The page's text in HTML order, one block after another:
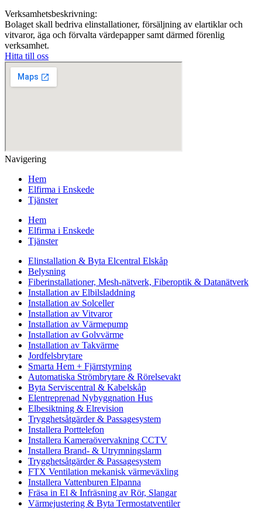
Verksamhetsbeskrivning:
Bolaget skall bedriva elinstallationer, försäljning av elartiklar och
vitvaror, äga och förvalta värdepapper samt därmed förenlig
verksamhet.
Hitta till oss
Navigering
Hem
Elfirma i Enskede
Tjänster
Hem
Elfirma i Enskede
Tjänster
Elinstallation & Byta Elcentral Elskåp
Belysning
Fiberinstallationer, Mesh-nätverk, Fiberoptik & Datanätverk
Installation av Elbilsladdning
Installation av Solceller
Installation av Vitvaror
Installation av Värmepump
Installation av Golvvärme
Installation av Takvärme
Jordfelsbrytare
Smarta Hem + Fjärrstyrning
Automatiska Strömbrytare & Rörelsevakt
Byta Serviscentral & Kabelskåp
Elentreprenad Nybyggnation Hus
Elbesiktning & Elrevision
Trygghetsåtgärder & Passagesystem
Installera Porttelefon
Installera Kameraövervakning CCTV
Installera Brand- & Utrymningslarm
Trygghetsåtgärder & Passagesystem
FTX Ventilation mekanisk värmeväxling
Installera Vattenburen Elpanna
Fräsa in El & Infräsning av Rör, Slangar
Värmejustering & Byta Termostatventiler